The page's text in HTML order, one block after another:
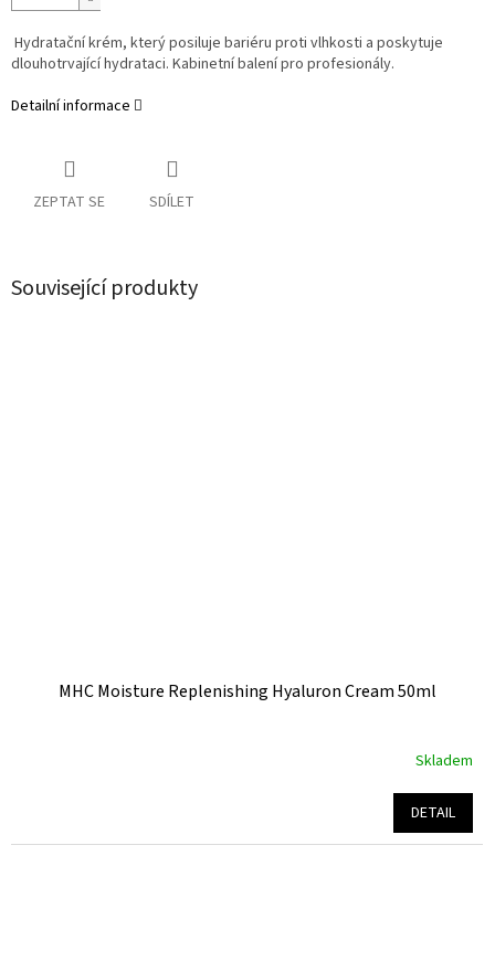
Hydratační krém, který posiluje bariéru proti vlhkosti a poskytuje
dlouhotrvající hydrataci. Kabinetní balení pro profesionály.
Detailní informace
ZEPTAT SE SDÍLET
Související produkty
MHC Moisture Replenishing Hyaluron Cream 50ml
5,0
Skladem
DETAIL